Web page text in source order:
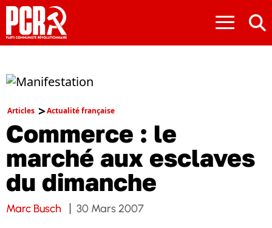
≡
Articles Actualité française
Commerce : le
marché aux esclaves
du dimanche
Marc Busch 30 Mars 2007